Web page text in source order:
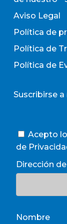
Aviso Legal
Política de
Política de
Política de
Suscribirse
Acepto
de
Dirección
Nombre